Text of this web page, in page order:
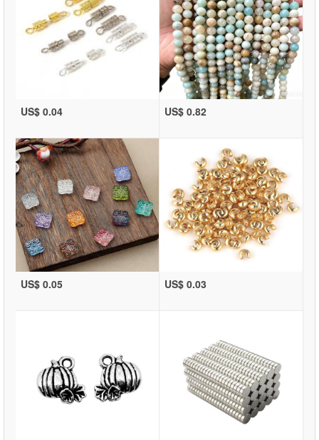
US$ 0.04 US$ 0.82
US$ 0.05 US$ 0.03